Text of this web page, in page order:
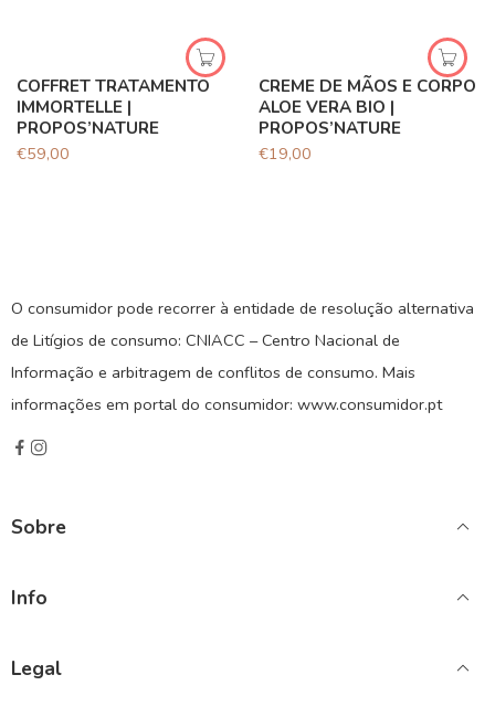
COFFRET TRATAMENTO
IMMORTELLE |
PROPOS’NATURE
€59,00
CREME DE MÃOS E CORPO
ALOE VERA BIO |
PROPOS’NATURE
€19,00
O consumidor pode recorrer à entidade de resolução alternativa
de Litígios de consumo: CNIACC – Centro Nacional de
Informação e arbitragem de conflitos de consumo. Mais
informações em portal do consumidor: www.consumidor.pt
Sobre
Info
Legal